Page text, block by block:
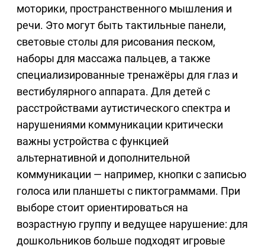
моторики, пространственного мышления и
речи. Это могут быть тактильные панели,
световые столы для рисования песком,
наборы для массажа пальцев, а также
специализированные тренажёры для глаз и
вестибулярного аппарата. Для детей с
расстройствами аутистического спектра и
нарушениями коммуникации критически
важны устройства с функцией
альтернативной и дополнительной
коммуникации — например, кнопки с записью
голоса или планшеты с пиктограммами. При
выборе стоит ориентироваться на
возрастную группу и ведущее нарушение: для
дошкольников больше подходят игровые